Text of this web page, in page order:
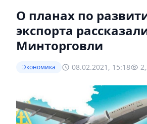
О планах по
экспорта
Минторговли
Экономика 08.02.2021, 15:18